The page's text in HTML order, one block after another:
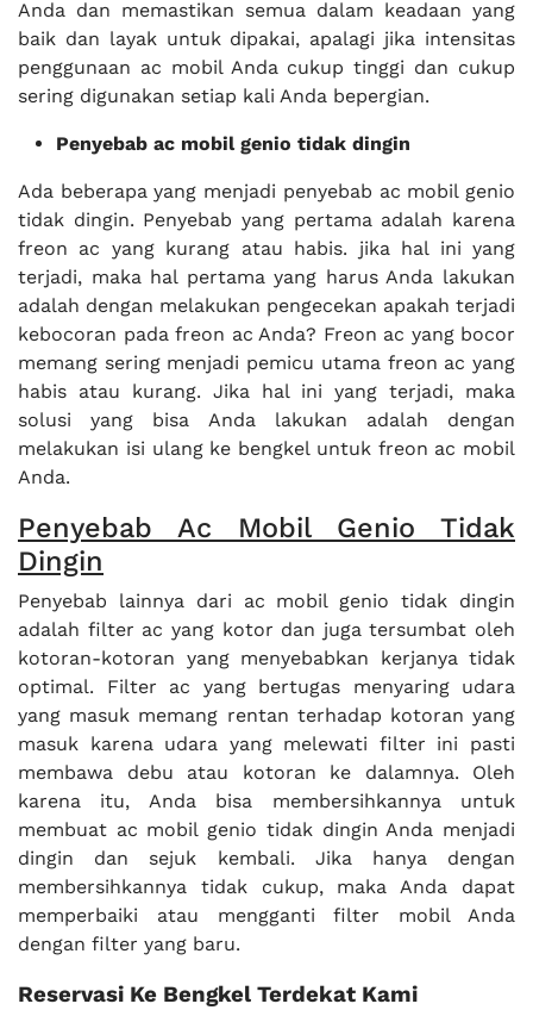
Anda dan memastikan semua dalam keadaan yang
baik dan layak untuk dipakai, apalagi jika intensitas
penggunaan ac mobil Anda cukup tinggi dan cukup
sering digunakan setiap kali Anda bepergian.
Penyebab ac mobil genio tidak dingin
Ada beberapa yang menjadi penyebab ac mobil genio
tidak dingin. Penyebab yang pertama adalah karena
freon ac yang kurang atau habis. jika hal ini yang
terjadi, maka hal pertama yang harus Anda lakukan
adalah dengan melakukan pengecekan apakah terjadi
kebocoran pada freon ac Anda? Freon ac yang bocor
memang sering menjadi pemicu utama freon ac yang
habis atau kurang. Jika hal ini yang terjadi, maka
solusi yang bisa Anda lakukan adalah dengan
melakukan isi ulang ke bengkel untuk freon ac mobil
Anda.
Penyebab Ac Mobil Genio Tidak
Dingin
Penyebab lainnya dari ac mobil genio tidak dingin
adalah filter ac yang kotor dan juga tersumbat oleh
kotoran-kotoran yang menyebabkan kerjanya tidak
optimal. Filter ac yang bertugas menyaring udara
yang masuk memang rentan terhadap kotoran yang
masuk karena udara yang melewati filter ini pasti
membawa debu atau kotoran ke dalamnya. Oleh
karena itu, Anda bisa membersihkannya untuk
membuat ac mobil genio tidak dingin Anda menjadi
dingin dan sejuk kembali. Jika hanya dengan
membersihkannya tidak cukup, maka Anda dapat
memperbaiki atau mengganti filter mobil Anda
dengan filter yang baru.
Reservasi Ke Bengkel Terdekat Kami